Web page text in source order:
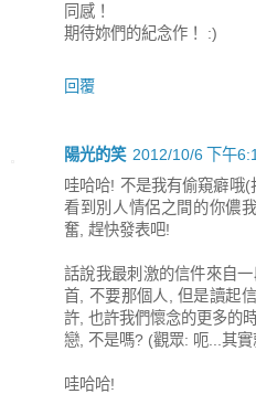
同感！
期待妳們的紀念作！ :)
回覆
陽光的笑 2012/10/6 下午
哇哈哈! 不是我有偷窺癖哦
看到別人情侶之間的你儂
奮, 趕快發表吧!
話說我最刺激的信件來自
首, 不要那個人, 但是讀起
許, 也許我們懷念的更多的
戀, 不是嗎? (觀眾: 呃...其
哇哈哈!